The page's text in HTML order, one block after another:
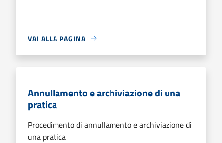
VAI ALLA PAGINA
Annullamento e archiviazione di una
pratica
Procedimento di annullamento e archiviazione di
una pratica